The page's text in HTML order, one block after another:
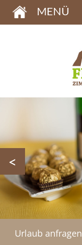
MENÜ
<
Urlaub anfragen